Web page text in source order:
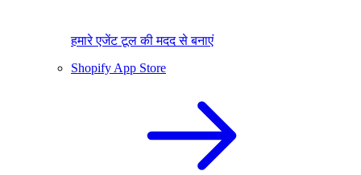
हमारे एजेंट टूल की मदद से बनाएं
Shopify App Store